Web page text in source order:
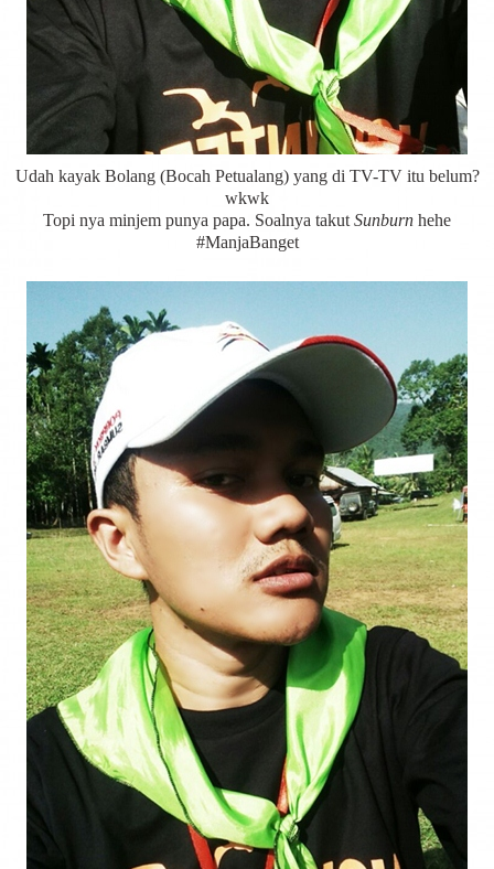
Udah kayak Bolang (Bocah Petualang) yang di TV-TV itu belum?
wkwk
Topi nya minjem punya papa. Soalnya takut Sunburn hehe
#ManjaBanget